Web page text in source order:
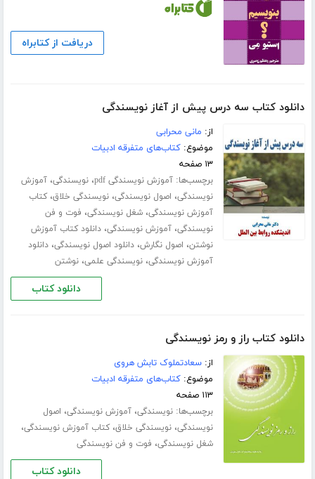
دریافت از کتابراه
دانلود کتاب سه درس پیش از آغاز نویسندگی
از: مانی محرابی
موضوع:کتاب‌های متفرقه ادبیات
۱۳ صفحه
برچسب‌ها:آموزش نویسندگی pdf ،نویسندگی،آموزش
نویسندگی، اصول نویسندگی،نویسندگی خلاق،کتاب
آموزش نویسندگی،شغل نویسندگی، فوت و فن
نویسندگی،آموزش نویسندگی،دانلود کتاب آموزش
نوشتن، اصول نگارش،دانلود اصول نویسندگی،دانلود
آموزش نویسندگی،نویسندگی علمی،نوشتن
دانلود کتاب
دانلود کتاب راز و رمز نویسندگی
از:سعادتملوک تابش هروی
موضوع:کتاب‌های متفرقه ادبیات
۱۱۳ صفحه
برچسب‌ها:نویسندگی،آموزش نویسندگی، اصول
نویسندگی،نویسندگی خلاق،کتاب آموزش نویسندگی،
شغل نویسندگی، فوت و فن نویسندگی
دانلود کتاب